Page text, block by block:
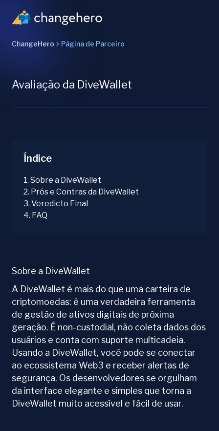
ChangeHero Página de Parceiro
Avaliação da DiveWallet
Índice
1. Sobre a DiveWallet
2. Prós e Contras da DiveWallet
3. Veredicto Final
4. FAQ
Sobre a DiveWallet
A DiveWallet é mais do que uma carteira de
criptomoedas: é uma verdadeira ferramenta
de gestão de ativos digitais de próxima
geração. É non-custodial, não coleta dados dos
usuários e conta com suporte multicadeia.
Usando a DiveWallet, você pode se conectar
ao ecossistema Web3 e receber alertas de
segurança. Os desenvolvedores se orgulham
da interface elegante e simples que torna a
DiveWallet muito acessível e fácil de usar.